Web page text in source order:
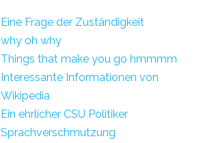
Eine Frage der Zuständigkeit
why oh why
Things that make you go hmmmm
Interessante Informationen von
Wikipedia
Ein ehrlicher CSU Politiker
Sprachverschmutzung